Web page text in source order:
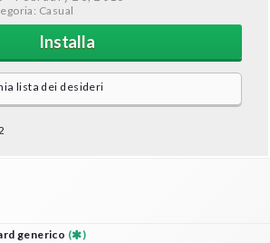
Casual
Installa
lista dei desideri
generico (
)